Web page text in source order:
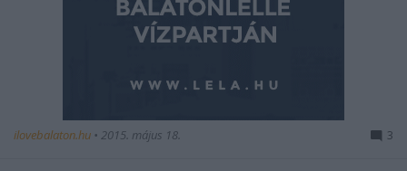
ilovebalaton.hu • 2015. május 18. 3